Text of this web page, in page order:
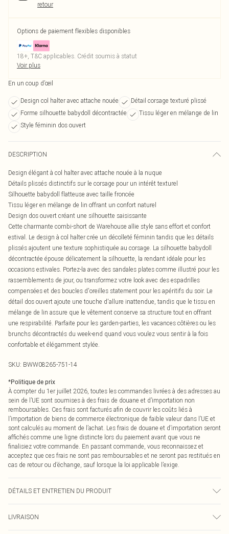
retour
Options de paiement flexibles disponibles
18+, T&C applicables. Crédit soumis à statut
Voir plus
En un coup d’œil
Design col halter avec attache nouée
Détail corsage texturé plissé
Forme silhouette babydoll décontractée
Tissu léger en mélange de lin
Style féminin dos ouvert
DESCRIPTION
Design élégant à col halter avec attache nouée à la nuque
Détails plissés distinctifs sur le corsage pour un intérêt texturel
Silhouette babydoll flatteuse avec taille froncée
Tissu léger en mélange de lin offrant un confort naturel
Design dos ouvert créant une silhouette saisissante
Cette charmante combi-short de Warehouse allie style sans effort et confort
estival. Le design à col halter crée un décolleté féminin tandis que les détails
plissés ajoutent une texture sophistiquée au corsage. La silhouette babydoll
décontractée épouse délicatement la silhouette, la rendant idéale pour les
occasions estivales. Portez-la avec des sandales plates comme illustré pour les
rassemblements de jour, ou transformez votre look avec des espadrilles
compensées et des boucles d'oreilles statement pour les apéritifs du soir. Le
détail dos ouvert ajoute une touche d'allure inattendue, tandis que le tissu en
mélange de lin assure que le vêtement conserve sa structure tout en offrant
une respirabilité. Parfaite pour les garden-parties, les vacances côtières ou les
brunchs décontractés du week-end quand vous voulez vous sentir à la fois
confortable et élégamment stylée.
SKU: BWW08265-751-14
*Politique de prix
À compter du 1er juillet 2026, toutes les commandes livrées à des adresses au
sein de l’UE sont soumises à des frais de douane et d’importation non
remboursables. Ces frais sont facturés afin de couvrir les coûts liés à
l’importation de biens de commerce électronique de faible valeur dans l’UE et
sont calculés au moment de l’achat. Les frais de douane et d’importation seront
affichés comme une ligne distincte lors du paiement avant que vous ne
finalisiez votre commande. En passant commande, vous reconnaissez et
acceptez que ces frais ne sont pas remboursables et ne seront pas restitués en
cas de retour ou d’échange, sauf lorsque la loi applicable l’exige.
DÉTAILS ET ENTRETIEN DU PRODUIT
Le mannequin porte une taille 10, taille approximative 1m70 - 1m75.
LIVRAISON